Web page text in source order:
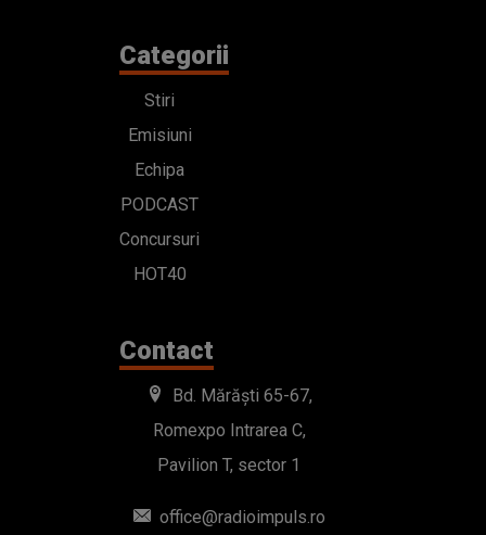
Categorii
Stiri
Emisiuni
Echipa
PODCAST
Concursuri
HOT40
Contact
Bd. Mărăști 65-67,
Romexpo Intrarea C,
Pavilion T, sector 1
office@radioimpuls.ro